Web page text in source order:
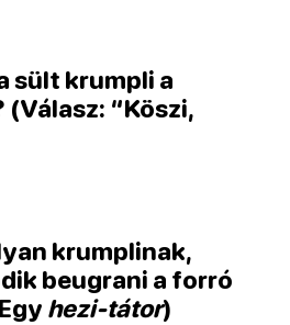
sült krumpli a
“Köszi,
krumplinak,
beugrani a forró
hezi-tátor)